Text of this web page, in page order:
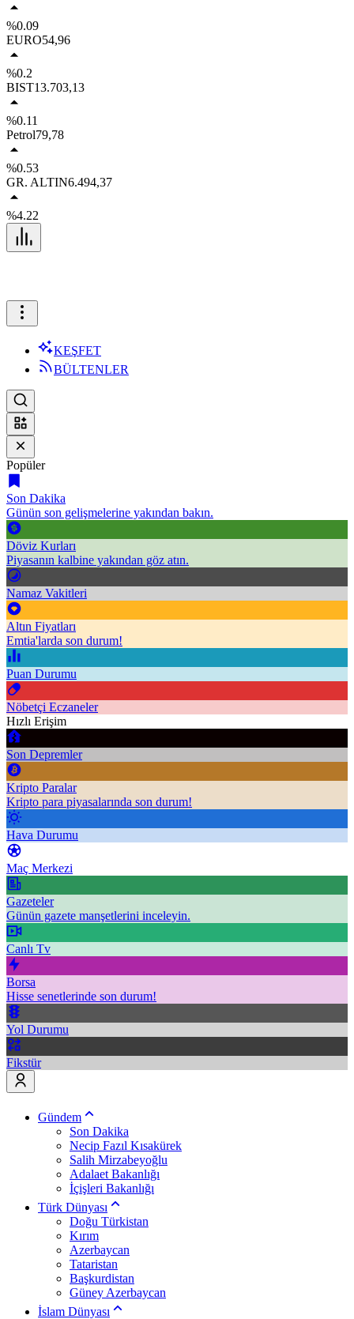
%0.09
EURO54,96
%0.2
BIST13.703,13
%0.11
Petrol79,78
%0.53
GR. ALTIN6.494,37
%4.22
KEŞFET
BÜLTENLER
Popüler
Son Dakika
Günün son gelişmelerine yakından bakın.
Döviz Kurları
Piyasanın kalbine yakından göz atın.
Namaz Vakitleri
Altın Fiyatları
Emtia'larda son durum!
Puan Durumu
Nöbetçi Eczaneler
Hızlı Erişim
Son Depremler
Kripto Paralar
Kripto para piyasalarında son durum!
Hava Durumu
Maç Merkezi
Gazeteler
Günün gazete manşetlerini inceleyin.
Canlı Tv
Borsa
Hisse senetlerinde son durum!
Yol Durumu
Fikstür
Gündem
Son Dakika
Necip Fazıl Kısakürek
Salih Mirzabeyoğlu
Adalaet Bakanlığı
İçişleri Bakanlığı
Türk Dünyası
Doğu Türkistan
Kırım
Azerbaycan
Tataristan
Başkurdistan
Güney Azerbaycan
İslam Dünyası